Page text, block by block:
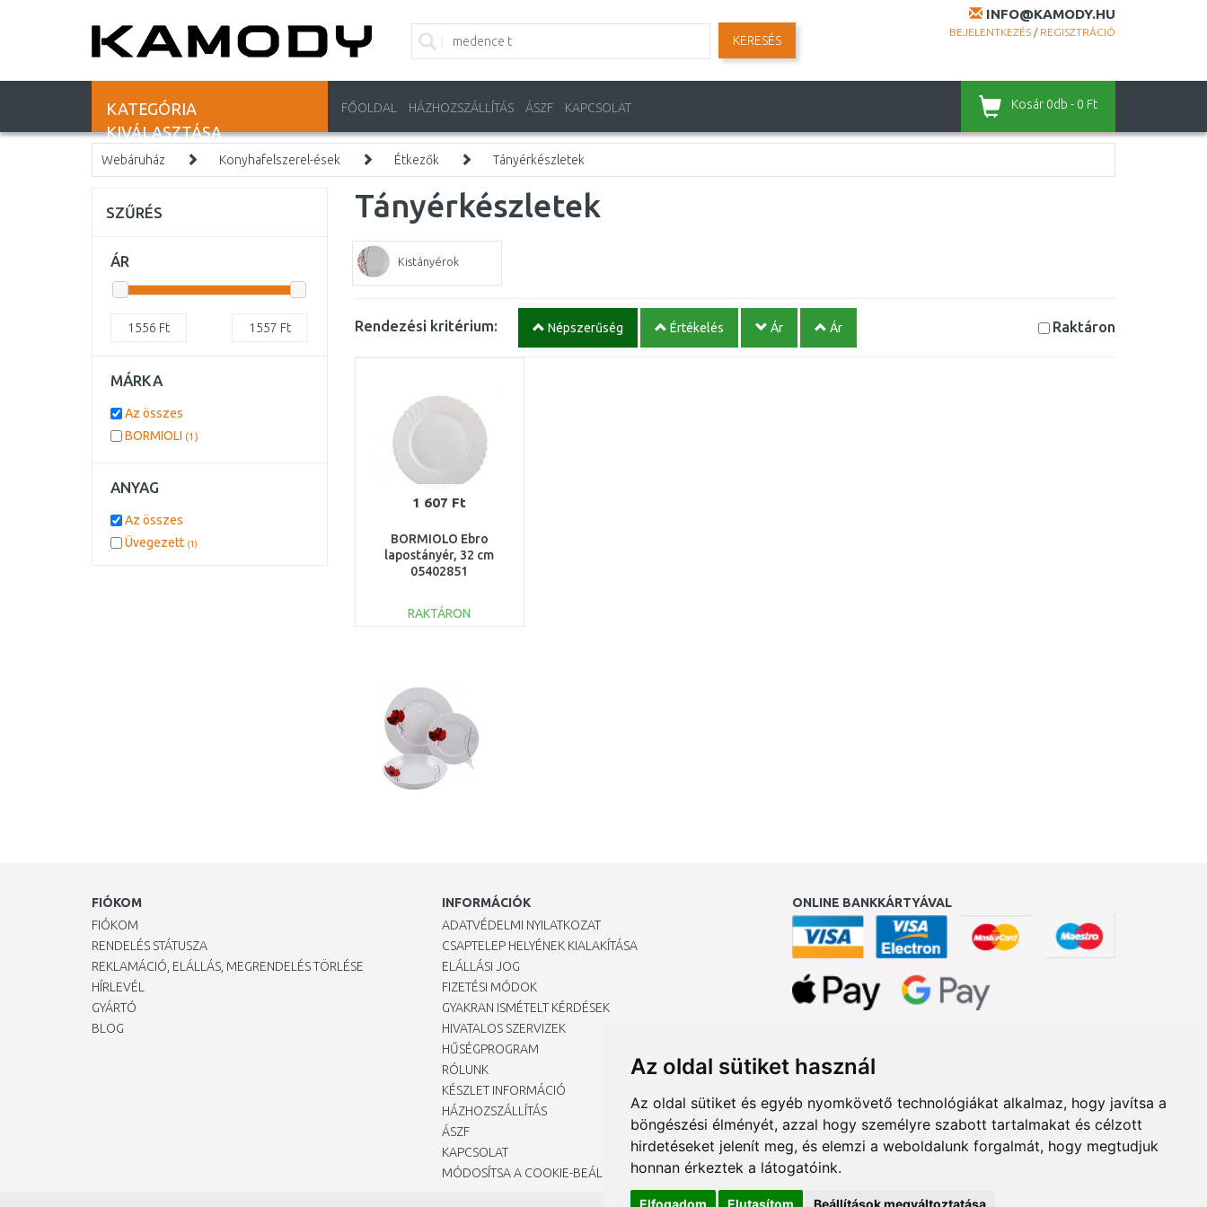
Az oldal sütiket használ
Az oldal sütiket és egyéb nyomkövető technológiákat alkalmaz, hogy javítsa a
böngészési élményét, azzal hogy személyre szabott tartalmakat és célzott
hirdetéseket jelenít meg, és elemzi a weboldalunk forgalmát, hogy megtudjuk
honnan érkeztek a látogatóink.
Elfogadom Elutasítom Beállítások megváltoztatása
INFO@KAMODY.HU
BEJELENTKEZÉS / REGISZTRÁCIÓ
KERESÉS
KATEGÓRIA
KIVÁLASZTÁSA
FŐOLDAL HÁZHOZSZÁLLÍTÁS ÁSZF KAPCSOLAT Kosár 0db - 0 Ft
Webáruház Konyhafelszerel-ések Étkezők Tányérkészletek
Tányérkészletek
Kistányérok
Rendezési kritérium: Népszerűség Értékelés Ár Ár Raktáron
1 607 Ft
BORMIOLO Ebro
lapostányér, 32 cm
05402851
RAKTÁRON
SZŰRÉS
ÁR
1556 Ft 1557 Ft
MÁRKA
Az összes
BORMIOLI (1)
ANYAG
Az összes
Üvegezett (1)
FIÓKOM
FIÓKOM
RENDELÉS STÁTUSZA
REKLAMÁCIÓ, ELÁLLÁS, MEGRENDELÉS TÖRLÉSE
HÍRLEVÉL
GYÁRTÓ
BLOG
INFORMÁCIÓK
ADATVÉDELMI NYILATKOZAT
CSAPTELEP HELYÉNEK KIALAKÍTÁSA
ELÁLLÁSI JOG
FIZETÉSI MÓDOK
GYAKRAN ISMÉTELT KÉRDÉSEK
HIVATALOS SZERVIZEK
HŰSÉGPROGRAM
RÓLUNK
KÉSZLET INFORMÁCIÓ
HÁZHOZSZÁLLÍTÁS
ÁSZF
KAPCSOLAT
MÓDOSÍTSA A COOKIE-BEÁLLÍTÁSAIMAT
ONLINE BANKKÁRTYÁVAL